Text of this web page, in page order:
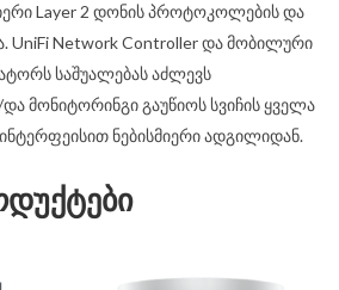
Layer 2 დონის პროტოკოლების და
UniFi Network Controller და მობილური
საშუალებას აძლევს
მონიტორინგი გაუწიოს სვიჩის ყველა
ნებისმიერი ადგილიდან.